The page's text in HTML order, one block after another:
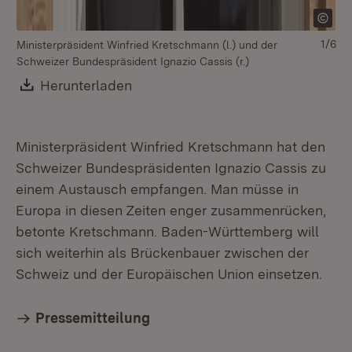
Ministerpräsident Winfried Kretschmann (l.) und der
Schweizer Bundespräsident Ignazio Cassis (r.)
Download:
Herunterladen
1/6
Ministerpräsident Winfried Kretschmann hat den
Schweizer Bundespräsidenten Ignazio Cassis zu
einem Austausch empfangen. Man müsse in
Europa in diesen Zeiten enger zusammenrücken,
betonte Kretschmann. Baden-Württemberg will
sich weiterhin als Brückenbauer zwischen der
Schweiz und der Europäischen Union einsetzen.
Pressemitteilung